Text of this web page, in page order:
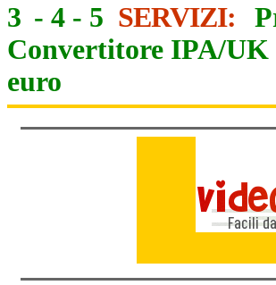
3 - 4 - 5 SERVIZI:
Convertitore IPA/UK
euro